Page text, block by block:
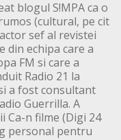
blogul S!MPA ca o
(cultural, pe cit
sef al revistei
din echipa care a
FM si care a
Radio 21 la
a fost consultant
Guerrilla. A
Ca-n filme (Digi 24
personal pentru